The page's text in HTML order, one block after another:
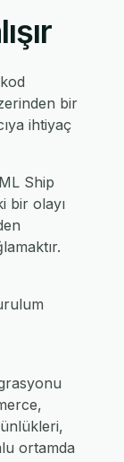
bir
ihtiyaç
Ship
bir olayı
ortamda